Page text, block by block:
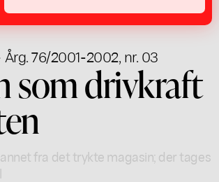
Årg. 76/2001-2002, nr. 03
som drivkraft
fra det trykte magasin; der tages